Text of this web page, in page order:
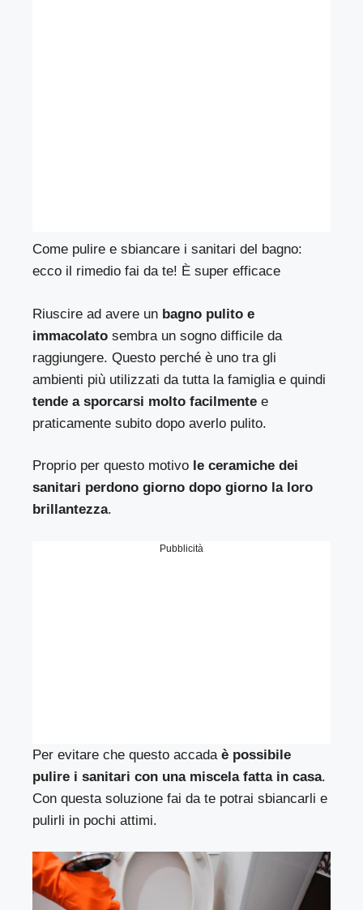
Come pulire e sbiancare i sanitari del bagno:
ecco il rimedio fai da te! È super efficace
Riuscire ad avere un bagno pulito e
immacolato sembra un sogno difficile da
raggiungere. Questo perché è uno tra gli
ambienti più utilizzati da tutta la famiglia e quindi
tende a sporcarsi molto facilmente e
praticamente subito dopo averlo pulito.
Proprio per questo motivo le ceramiche dei
sanitari perdono giorno dopo giorno la loro
brillantezza.
Pubblicità
Per evitare che questo accadaè possibile
pulire i sanitari con una miscela fatta in casa.
Con questa soluzione fai da te potrai sbiancarli e
pulirli in pochi attimi.